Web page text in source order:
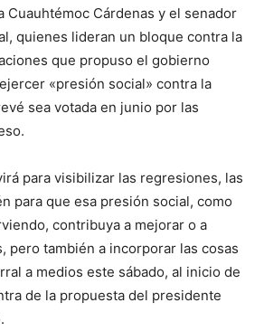
Cuauhtémoc Cárdenas y el senador
quienes lideran un bloque contra la
que propuso el gobierno
«presión social» contra la
sea votada en junio por las
para visibilizar las regresiones, las
para que esa presión social, como
contribuya a mejorar o a
pero también a incorporar las cosas
a medios este sábado, al inicio de
de la propuesta del presidente